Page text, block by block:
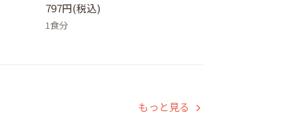
797円(税込)
1食分
もっと見る